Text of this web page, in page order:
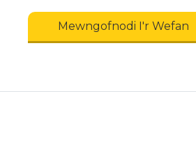
Mewngofnodi I'r Wefan